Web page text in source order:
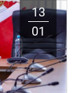
13
01